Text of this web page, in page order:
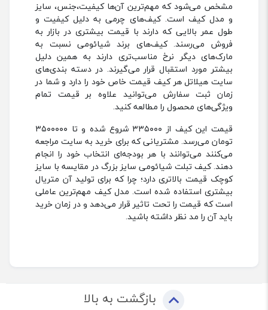
مشخص می‌شود که مهم‌ترین آن‌ها کیفیت،جنس، سایز
و مدل کیف است. کیف‌های چرمی به دلیل کیفیت و
طول عمر بالایی که دارند با قیمت بیشتری در بازار به
فروش می‌رسند. کیف‌های برند شیائومی نسبت به
مارک‌های دیگر نرخ مناسب‌تری دارند به همین دلیل
بیشتر مورد استقبال قرار می‌گیرند. در دسته‌ بندی‌های
سایت هیلاتل هر کیف قیمت خاص خود را دارد و شما در
زمان ثبت سفارش می‌توانید علاوه بر قیمت تمام
ویژگی‌های محصول را مطالعه کنید.
قیمت این کیف از ۳۳۵۰۰۰ شروع شده و تا ۳۵۰۰۰۰۰
تومان می‌رسد. مشتریانی که برای خرید به سایت مراجعه
می‌کنند می‌توانند با هر بودجه‌ای انتخاب خود را انجام
دهند. کیف تبلت شیائومی سایز بزرگ در مقایسه با سایز
کوچک قیمت بالاتری دارد؛ چرا که برای تولید آن متریال
بیشتری استفاده شده است. مدل کیف مهم‌ترین عاملی
است که قیمت را تحت تاثیر قرار می‌دهد و در زمان خرید
باید آن را مد نظر داشته باشید.
بازگشت به بالا